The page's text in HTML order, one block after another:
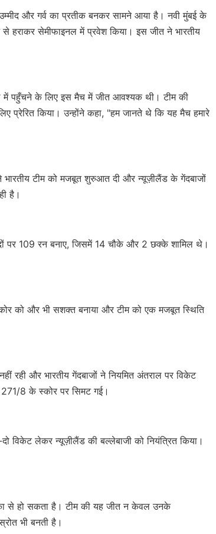
और गर्व का प्रतीक बनकर सामने आया है। नवी मुंबई के
सेमीफाइनल में प्रवेश किया। इस जीत ने भारतीय
में पहुँचने के लिए इस मैच में जीत आवश्यक थी। टीम की
प्रेरित किया। उन्होंने कहा, "हम जानते थे कि यह मैच हमारे
भारतीय टीम को मजबूत शुरुआत दी और न्यूज़ीलैंड के गेंदबाजों
है।
पर 109 रन बनाए, जिसमें 14 चौके और 2 छक्के शामिल थे।
को और भी सशक्त बनाया और टीम को एक मजबूत स्थिति
और भारतीय गेंदबाजों ने नियमित अंतराल पर विकेट
8 के स्कोर पर सिमट गई।
विकेट लेकर न्यूज़ीलैंड की बल्लेबाजी को नियंत्रित किया।
से हो सकता है। टीम की यह जीत न केवल उनके
भी बनती है।